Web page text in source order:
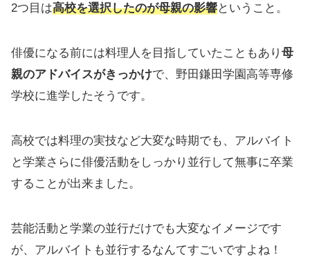
2つ目は高校を選択したのが母親の影響ということ。
俳優になる前には料理人を目指していたこともあり 母
親のアドバイスがきっかけで、野田鎌田学園高等専修
学校に進学したそうです。
高校では料理の実技など大変な時期でも、アルバイト
と学業さらに俳優活動をしっかり並行して無事に卒業
することが出来ました。
芸能活動と学業の並行だけでも大変なイメージです
が、アルバイトも並行するなんてすごいですよね！